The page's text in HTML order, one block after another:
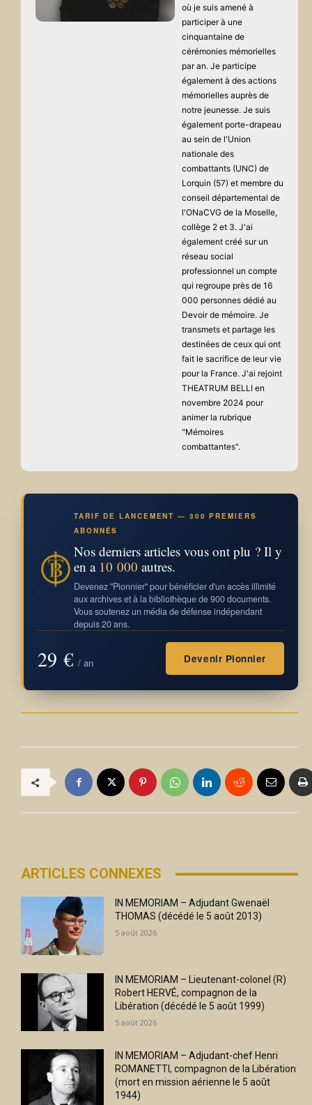
où je suis amené à
participer à une
cinquantaine de
cérémonies mémorielles
par an. Je participe
également à des actions
mémorielles auprès de
notre jeunesse. Je suis
également porte-drapeau
au sein de l'Union
nationale des
combattants (UNC) de
Lorquin (57) et membre du
conseil départemental de
l'ONaCVG de la Moselle,
collège 2 et 3. J'ai
également créé sur un
réseau social
professionnel un compte
qui regroupe près de 16
000 personnes dédié au
Devoir de mémoire. Je
transmets et partage les
destinées de ceux qui ont
fait le sacrifice de leur vie
pour la France. J'ai rejoint
THEATRUM BELLI en
novembre 2024 pour
animer la rubrique
"Mémoires
combattantes".
TARIF DE LANCEMENT — 300 PREMIERS
ABONNÉS
Nos derniers articles vous ont plu ? Il y
en a 10 000 autres.
Devenez "Pionnier" pour bénéficier d'un accès illimité
aux archives et à la bibliothèque de 900 documents.
Vous soutenez un média de défense indépendant
depuis 20 ans.
29 € / an Devenir Pionnier
ARTICLES CONNEXES
IN MEMORIAM – Adjudant Gwenaël
THOMAS (décédé le 5 août 2013)
5 août 2026
IN MEMORIAM – Lieutenant-colonel (R)
Robert HERVÉ, compagnon de la
Libération (décédé le 5 août 1999)
5 août 2026
IN MEMORIAM – Adjudant-chef Henri
ROMANETTI, compagnon de la Libération
(mort en mission aérienne le 5 août
1944)